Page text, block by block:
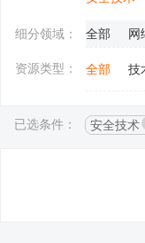
细分领域： 全部 网
资源类型： 全部 技
已选条件： 安全技术